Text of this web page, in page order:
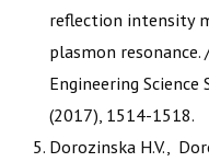
reflection intensity
plasmon
Engineering Science
(2017), 1514-1518.
Dorozinska H.V.,